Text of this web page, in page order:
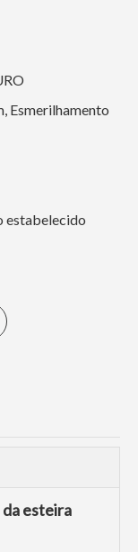
Esmerilhamento
estabelecido
esteira